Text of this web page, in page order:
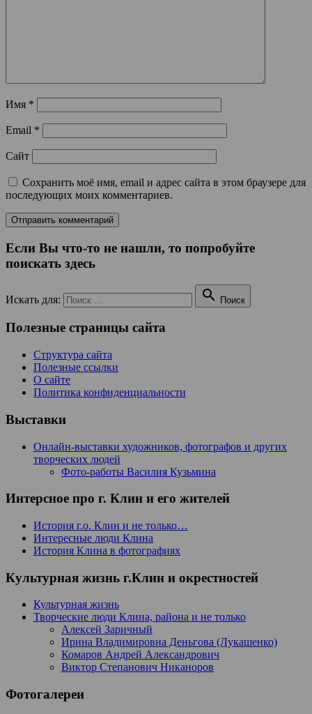
Имя *
Email *
Сайт
Сохранить моё имя, email и адрес сайта в этом браузере для
последующих моих комментариев.
Если Вы что-то не нашли, то попробуйте
поискать здесь
Искать для:  Поиск
Полезные страницы сайта
Структура сайта
Полезные ссылки
О сайте
Политика конфиденциальности
Выставки
Онлайн-выставки художников, фотографов и других
творческих людей
Фото-работы Василия Кузьмина
Интерсное про г. Клин и его жителей
История г.о. Клин и не только…
Интересные люди Клина
История Клина в фотографиях
Культурная жизнь г.Клин и окрестностей
Культурная жизнь
Творческие люди Клина, района и не только
Алексей Заричный
Ирина Владимировна Деньгова (Лукашенко)
Комаров Андрей Александрович
Виктор Степанович Никаноров
Фотогалереи